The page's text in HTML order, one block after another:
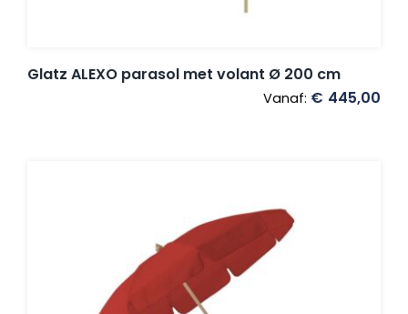
Glatz ALEXO parasol met volant Ø 200 cm
Vanaf: € 445,00